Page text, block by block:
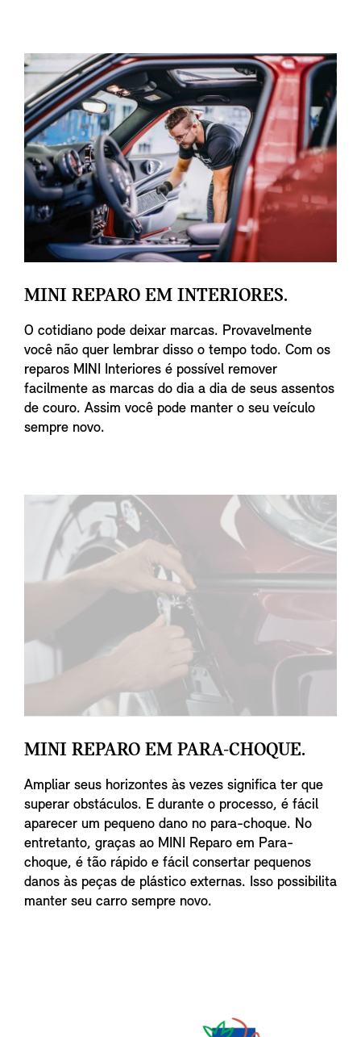
MINI REPARO EM INTERIORES.
O cotidiano pode deixar marcas. Provavelmente
você não quer lembrar disso o tempo todo. Com os
reparos MINI Interiores é possível remover
facilmente as marcas do dia a dia de seus assentos
de couro. Assim você pode manter o seu veículo
sempre novo.
MINI REPARO EM PARA-CHOQUE.
Ampliar seus horizontes às vezes significa ter que
superar obstáculos. E durante o processo, é fácil
aparecer um pequeno dano no para-choque. No
entretanto, graças ao MINI Reparo em Para-
choque, é tão rápido e fácil consertar pequenos
danos às peças de plástico externas. Isso possibilita
manter seu carro sempre novo.